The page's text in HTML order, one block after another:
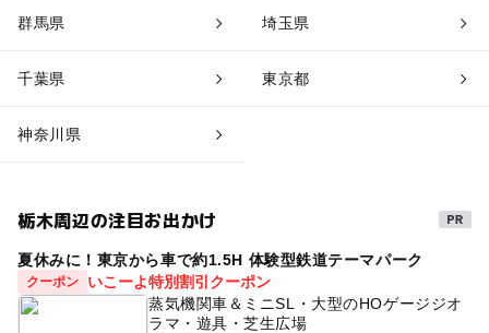
群馬県 埼玉県
千葉県 東京都
神奈川県
栃木周辺の注目お出かけ
夏休みに！東京から車で約1.5H 体験型鉄道テーマパーク
クーポン
いこーよ特別割引クーポン
蒸気機関車＆ミニSL・大型のHOゲージジオ
ラマ・遊具・芝生広場